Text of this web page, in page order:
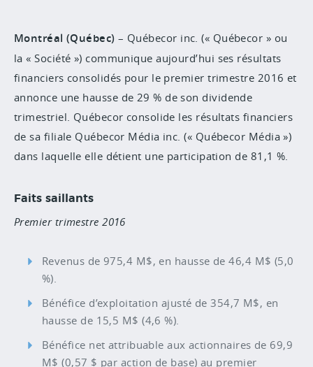
Montréal (Québec) – Québecor inc. (« Québecor » ou
la « Société ») communique aujourd’hui ses résultats
financiers consolidés pour le premier trimestre 2016 et
annonce une hausse de 29 % de son dividende
trimestriel. Québecor consolide les résultats financiers
de sa filiale Québecor Média inc. (« Québecor Média »)
dans laquelle elle détient une participation de 81,1 %.
Faits saillants
Premier trimestre 2016
Revenus de 975,4 M$, en hausse de 46,4 M$ (5,0
%).
Bénéfice d’exploitation ajusté de 354,7 M$, en
hausse de 15,5 M$ (4,6 %).
Bénéfice net attribuable aux actionnaires de 69,9
M$ (0,57 $ par action de base) au premier